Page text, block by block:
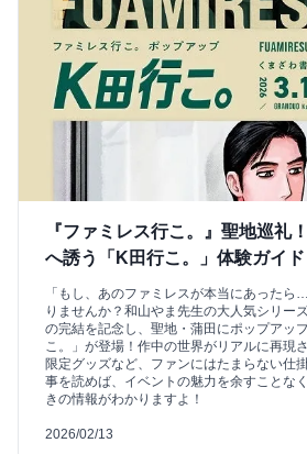
『ファミレス行こ。』聖地巡礼
へ誘う「K田行こ。」体験ガイド
「もし、あのファミレスが本当にあった
りませんか？和山やま先生の大人気シリー
の完結を記念し、聖地・蒲田にポップアッ
こ。」が登場！作中の世界がリアルに再現
限定グッズなど、ファンにはたまらない仕
事を読めば、イベントの魅力を余すことな
きの情報がわかりますよ！
2026/02/13